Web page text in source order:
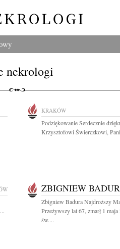
nekrologi
KRAKÓW
Podziękowanie Serdecznie
Krzysztofowi Świerczkowi,
ZBIGNIEW
Zbigniew Badura Najdroższy
Przeżywszy lat 67, zmarł 1
św....